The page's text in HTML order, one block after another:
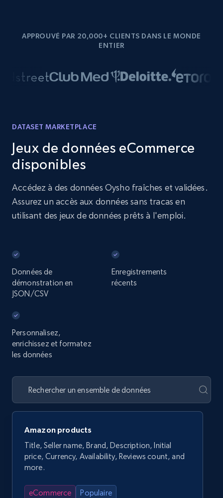
APPROUVÉ PAR 20,000+ CLIENTS DANS LE MONDE
ENTIER
DATASET MARKETPLACE
Jeux de données eCommerce
disponibles
Accédez à des données Oysho fraîches et validées.
Assurez un accès aux données sans tracas en
utilisant des jeux de données prêts à l'emploi.
Données de
démonstration en
JSON/CSV
Enregistrements
récents
Personnalisez,
enrichissez et formatez
les données
Amazon products
Title, Seller name, Brand, Description, Initial
price, Currency, Availability, Reviews count, and
more.
eCommerce Populaire